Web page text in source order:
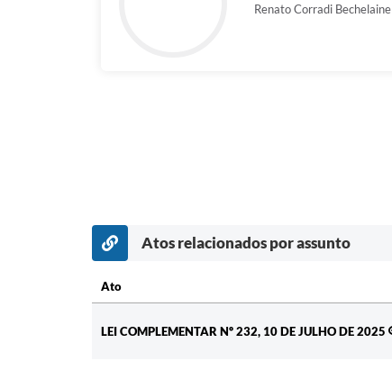
Renato Corradi Bechelaine
Atos relacionados por assunto
Ato
LEI COMPLEMENTAR Nº 232, 10 DE JULHO DE 2025